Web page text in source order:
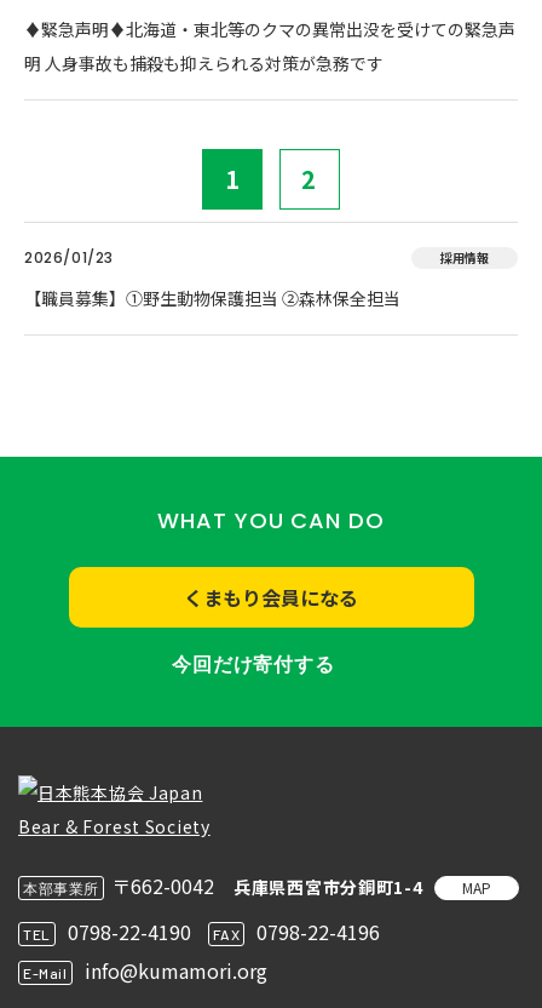
♦️緊急声明♦️北海道・東北等のクマの異常出没を受けての緊急声
明 人身事故も捕殺も抑えられる対策が急務です
1 2
2026/01/23 採用情報
【職員募集】①野生動物保護担当 ②森林保全担当
WHAT YOU CAN DO
くまもり会員になる
今回だけ寄付する
本部事業所 〒662-0042 兵庫県西宮市分銅町1-4 MAP
TEL 0798-22-4190 FAX 0798-22-4196
E-Mail info@kumamori.org